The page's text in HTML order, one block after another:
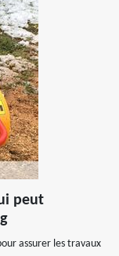
peut
assurer les travaux